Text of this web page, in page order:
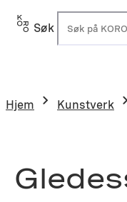
Hopp
Søk
Hjem Kunstverk